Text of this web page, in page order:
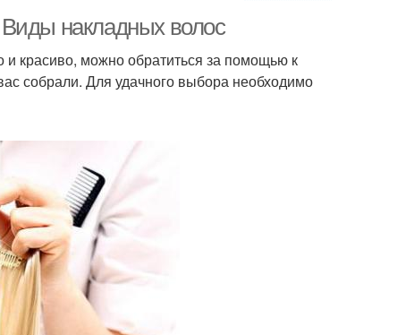
накладных волос
красиво, можно обратиться за помощью к
собрали. Для удачного выбора необходимо